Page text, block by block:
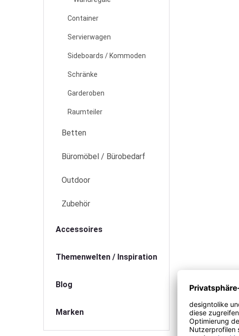
Container
Servierwagen
Sideboards / Kommoden
Schränke
Garderoben
Raumteiler
Betten
Büromöbel / Bürobedarf
Outdoor
Zubehör
Accessoires
Themenwelten / Inspiration
Blog
Marken